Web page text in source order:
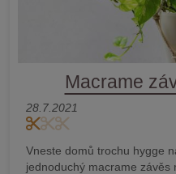
Macrame
28.7.2021
Vneste domů trochu hygge
jednoduchý macrame závěs